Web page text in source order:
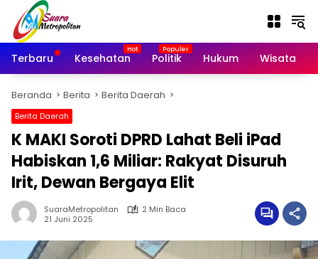
Langsung
konten
Terbaru
Kesehatan Politik Hukum Wisata
Beranda Berita Berita Daerah
Berita Daerah
K MAKI Soroti DPRD Lahat Beli iPad
Habiskan 1,6 Miliar: Rakyat Disuruh
Irit, Dewan Bergaya Elit
SuaraMetropolitan
2 Min Baca
21 Juni 2025